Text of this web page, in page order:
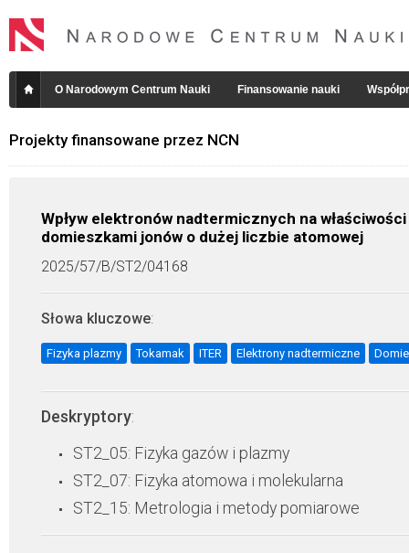
O Narodowym Centrum Nauki Finansowanie nauki
Projekty finansowane przez NCN
Wpływ elektronów nadtermicznych na
domieszkami jonów o dużej liczbie atomowej
2025/57/B/ST2/04168
Słowa kluczowe:
Fizyka plazmy Tokamak ITER Elektrony nadtermiczne
Deskryptory:
ST2_05: Fizyka gazów i plazmy
ST2_07: Fizyka atomowa i molekularna
ST2_15: Metrologia i metody pomiarowe